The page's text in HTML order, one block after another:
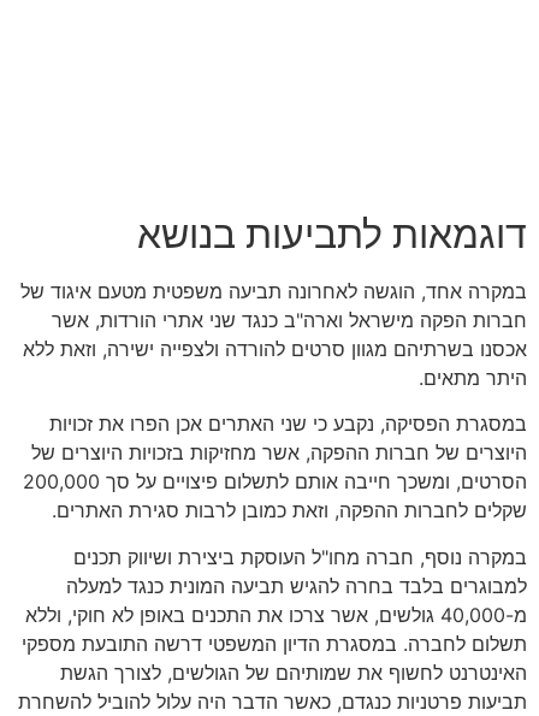
דוגמאות לתביעות בנושא
במקרה אחד, הוגשה לאחרונה תביעה משפטית מטעם איגוד של
חברות הפקה מישראל וארה"ב כנגד שני אתרי הורדות, אשר
אכסנו בשרתיהם מגוון סרטים להורדה ולצפייה ישירה, וזאת ללא
היתר מתאים.
במסגרת הפסיקה, נקבע כי שני האתרים אכן הפרו את זכויות
היוצרים של חברות ההפקה, אשר מחזיקות בזכויות היוצרים של
הסרטים, ומשכך חייבה אותם לתשלום פיצויים על סך 200,000
שקלים לחברות ההפקה, וזאת כמובן לרבות סגירת האתרים.
במקרה נוסף, חברה מחו"ל העוסקת ביצירת ושיווק תכנים
למבוגרים בלבד בחרה להגיש תביעה המונית כנגד למעלה
מ-40,000 גולשים, אשר צרכו את התכנים באופן לא חוקי, וללא
תשלום לחברה. במסגרת הדיון המשפטי דרשה התובעת מספקי
האינטרנט לחשוף את שמותיהם של הגולשים, לצורך הגשת
תביעות פרטניות כנגדם, כאשר הדבר היה עלול להוביל להשחרת